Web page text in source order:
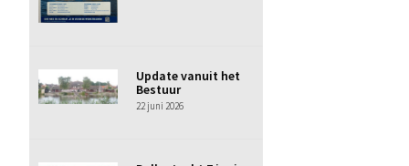
Update vanuit het
Bestuur
22 juni 2026